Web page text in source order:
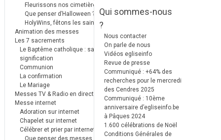
Fleurissons nos cimetières
Que penser d’Halloween ?
HolyWins, fêtons les saints !
Animation des messes
Les 7 sacrements
Le Baptême catholique : sa
signification
Communion
La confirmation
Le Mariage
Messes TV & Radio en direct
Messe internet
Adoration sur internet
Chapelet sur internet
Célébrer et prier par internet
Que penser des messes
Qui sommes-nous
?
Nous contacter
On parle de nous
Vidéos egliseinfo
Revue de presse
Communiqué : +64% des
recherches pour le mercredi
des Cendres 2025
Communiqué : 10ème
anniversaire d’egliseinfo.be
à Pâques 2024
1.600 célébrations de Noël
Conditions Générales de